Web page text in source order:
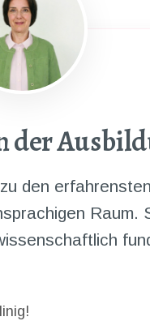
der
den
Raum.